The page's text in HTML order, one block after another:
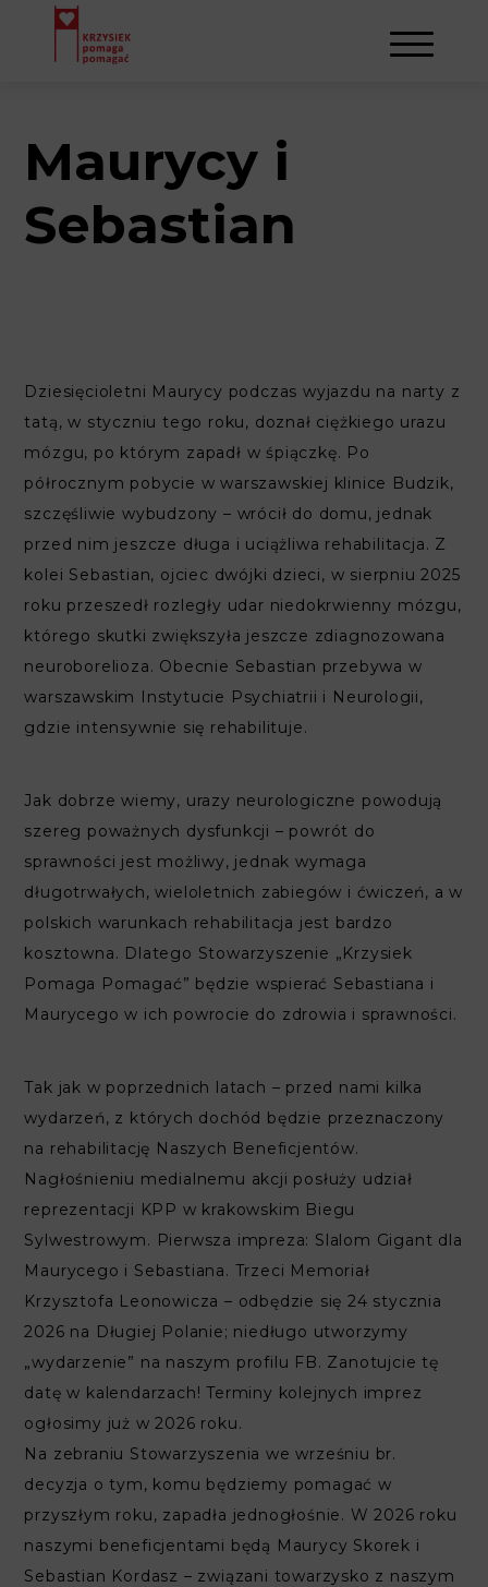
AKTUALNOŚCI
STOWARZYSZENIE
GALERIA
SULEJMAN
WYDARZENIA
REJESTRACJA
Maurycy i
Sebastian
Dziesięcioletni Maurycy podczas wyjazdu na narty z
tatą, w styczniu tego roku, doznał ciężkiego urazu
mózgu, po którym zapadł w śpiączkę. Po
półrocznym pobycie w warszawskiej klinice Budzik,
szczęśliwie wybudzony – wrócił do domu, jednak
przed nim jeszcze długa i uciążliwa rehabilitacja. Z
kolei Sebastian, ojciec dwójki dzieci, w sierpniu 2025
roku przeszedł rozległy udar niedokrwienny mózgu,
którego skutki zwiększyła jeszcze zdiagnozowana
neuroborelioza. Obecnie Sebastian przebywa w
warszawskim Instytucie Psychiatrii i Neurologii,
gdzie intensywnie się rehabilituje.
Jak dobrze wiemy, urazy neurologiczne powodują
szereg poważnych dysfunkcji – powrót do
sprawności jest możliwy, jednak wymaga
długotrwałych, wieloletnich zabiegów i ćwiczeń, a w
polskich warunkach rehabilitacja jest bardzo
kosztowna. Dlatego Stowarzyszenie „Krzysiek
Pomaga Pomagać” będzie wspierać Sebastiana i
Maurycego w ich powrocie do zdrowia i sprawności.
Tak jak w poprzednich latach – przed nami kilka
wydarzeń, z których dochód będzie przeznaczony
na rehabilitację Naszych Beneficjentów.
Nagłośnieniu medialnemu akcji posłuży udział
reprezentacji KPP w krakowskim Biegu
Sylwestrowym. Pierwsza impreza: Slalom Gigant dla
Maurycego i Sebastiana. Trzeci Memoriał
Krzysztofa Leonowicza – odbędzie się 24 stycznia
2026 na Długiej Polanie; niedługo utworzymy
„wydarzenie” na naszym profilu FB. Zanotujcie tę
datę w kalendarzach! Terminy kolejnych imprez
ogłosimy już w 2026 roku.
Na zebraniu Stowarzyszenia we wrześniu br.
decyzja o tym, komu będziemy pomagać w
przyszłym roku, zapadła jednogłośnie. W 2026 roku
naszymi beneficjentami będą Maurycy Skorek i
Sebastian Kordasz – związani towarzysko z naszym